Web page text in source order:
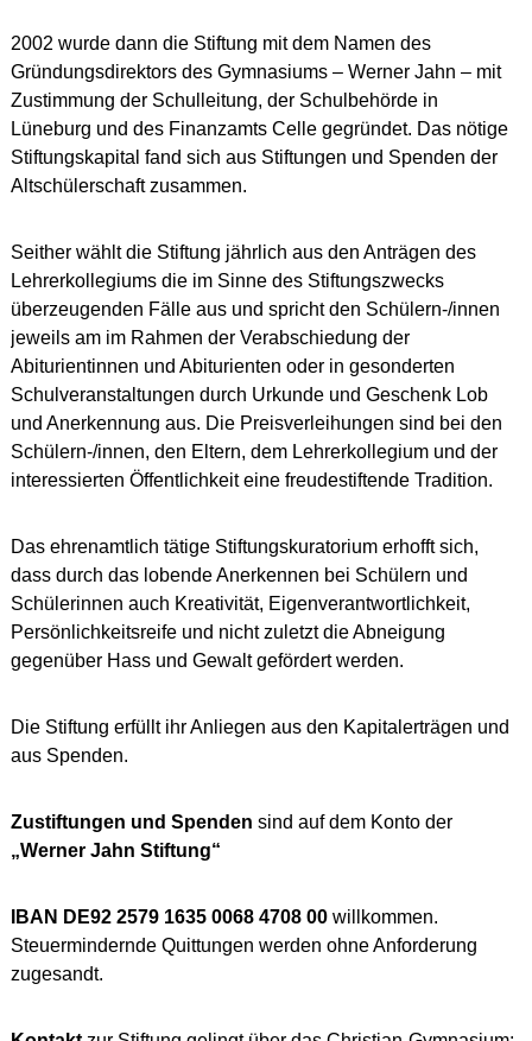
2002 wurde dann die Stiftung mit dem Namen des
Gründungsdirektors des Gymnasiums – Werner Jahn – mit
Zustimmung der Schulleitung, der Schulbehörde in
Lüneburg und des Finanzamts Celle gegründet. Das nötige
Stiftungskapital fand sich aus Stiftungen und Spenden der
Altschülerschaft zusammen.
Seither wählt die Stiftung jährlich aus den Anträgen des
Lehrerkollegiums die im Sinne des Stiftungszwecks
überzeugenden Fälle aus und spricht den Schülern-/innen
jeweils am im Rahmen der Verabschiedung der
Abiturientinnen und Abiturienten oder in gesonderten
Schulveranstaltungen durch Urkunde und Geschenk Lob
und Anerkennung aus. Die Preisverleihungen sind bei den
Schülern-/innen, den Eltern, dem Lehrerkollegium und der
interessierten Öffentlichkeit eine freudestiftende Tradition.
Das ehrenamtlich tätige Stiftungskuratorium erhofft sich,
dass durch das lobende Anerkennen bei Schülern und
Schülerinnen auch Kreativität, Eigenverantwortlichkeit,
Persönlichkeitsreife und nicht zuletzt die Abneigung
gegenüber Hass und Gewalt gefördert werden.
Die Stiftung erfüllt ihr Anliegen aus den Kapitalerträgen und
aus Spenden.
Zustiftungen und Spenden sind auf dem Konto der
„Werner Jahn Stiftung“
IBAN DE92 2579 1635 0068 4708 00 willkommen.
Steuermindernde Quittungen werden ohne Anforderung
zugesandt.